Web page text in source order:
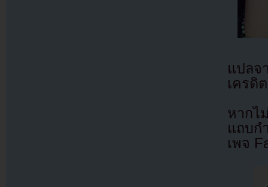
แปล
เครดิ
หากไ
แถบก
เพจ